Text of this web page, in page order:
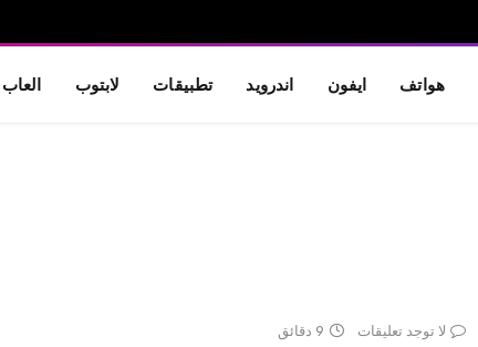
هواتف ايفون اندرويد تطبيقات لابتوب العاب
لا توجد تعليقات 9 دقائق